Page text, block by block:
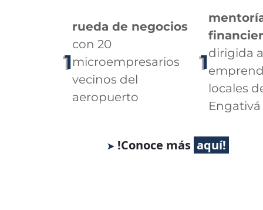
1
rueda de negocios
con 20
microempresarios
vecinos del
aeropuerto
1dirigida
locales
Engativá
!Conoce más